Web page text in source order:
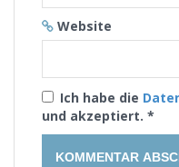
Website
Ich habe die
und akzeptiert. *